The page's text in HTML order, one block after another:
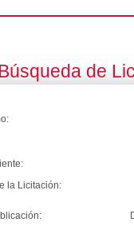
de
la Licitación: